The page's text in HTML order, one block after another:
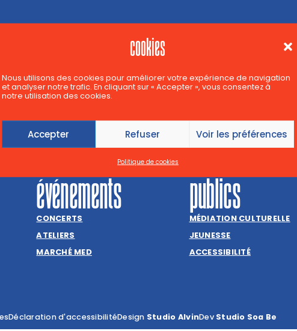
cookies
Nous utilisons des cookies pour améliorer votre expérience de navigation
et analyser notre trafic. En cliquant sur « Accepter », vous consentez à
notre utilisation des cookies.
Accepter Refuser Voir les préférences
Politique de cookies
QUI SOMMES-NOUS ?
LA CHARTE DU CINEMAMED
JOBS, STAGES & BÉNÉVOLAT
Aurélie Losseau et
Ernest
1030 Bruxelles
+32(0) 2 800 81 72
INFO@CINEMAMED.BE
événements
CONCERTS
ATELIERS
MARCHÉ MED
publics
MÉDIATION CULTURELLE
JEUNESSE
ACCESSIBILITÉ
Déclaration d'accessibilitéDesign Studio AlvinDev Studio Soa Be